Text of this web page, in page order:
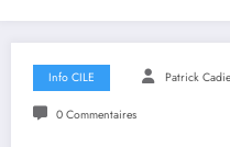
Info CILE Patrick
0 Commentaires